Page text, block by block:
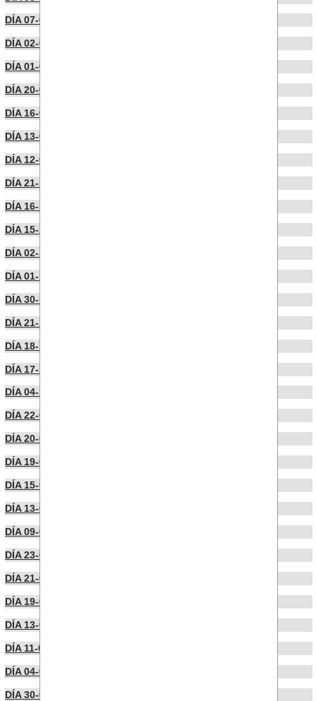
DÍA 07-02-2023
DÍA 02-02-2023
DÍA 01-02-2023
DÍA 20-01-2023
DÍA 16-01-2023
DÍA 13-01-2023
DÍA 12-01-2023
DÍA 21-12-2022
DÍA 16-12-2022
DÍA 15-12-2022
DÍA 02-12-2022
DÍA 01-12-2022
DÍA 30-11-2022
DÍA 21-11-2022
DÍA 18-11-2022
DÍA 17-10-2022
DÍA 04-10-2022
DÍA 22-09-2022
DÍA 20-09-2022
DÍA 19-09-2022
DÍA 15-09-2022
DÍA 13-09-2022
DÍA 09-09-2022
DÍA 23-07-2022
DÍA 21-07-2022
DÍA 19-07-2022
DÍA 13-07-2022
DÍA 11-07-2022
DÍA 04-07-2022
DÍA 30-06-2022